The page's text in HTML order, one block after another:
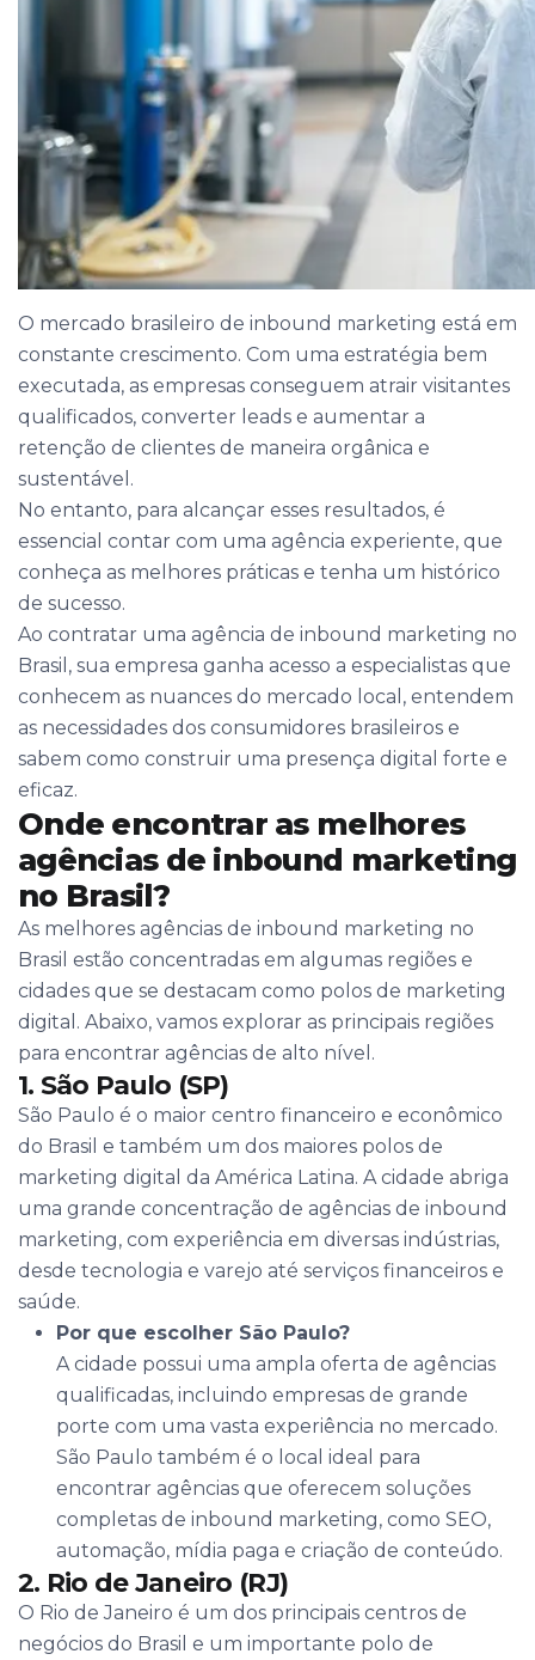
O mercado brasileiro de inbound marketing está em
constante crescimento. Com uma estratégia bem
executada, as empresas conseguem atrair visitantes
qualificados, converter leads e aumentar a
retenção de clientes de maneira orgânica e
sustentável.
No entanto, para alcançar esses resultados, é
essencial contar com uma agência experiente, que
conheça as melhores práticas e tenha um histórico
de sucesso.
Ao contratar uma agência de inbound marketing no
Brasil, sua empresa ganha acesso a especialistas que
conhecem as nuances do mercado local, entendem
as necessidades dos consumidores brasileiros e
sabem como construir uma presença digital forte e
eficaz.
Onde encontrar as melhores
agências de inbound marketing
no Brasil?
As melhores agências de inbound marketing no
Brasil estão concentradas em algumas regiões e
cidades que se destacam como polos de marketing
digital. Abaixo, vamos explorar as principais regiões
para encontrar agências de alto nível.
1. São Paulo (SP)
São Paulo é o maior centro financeiro e econômico
do Brasil e também um dos maiores polos de
marketing digital da América Latina. A cidade abriga
uma grande concentração de agências de inbound
marketing, com experiência em diversas indústrias,
desde tecnologia e varejo até serviços financeiros e
saúde.
Por que escolher São Paulo?
A cidade possui uma ampla oferta de agências
qualificadas, incluindo empresas de grande
porte com uma vasta experiência no mercado.
São Paulo também é o local ideal para
encontrar agências que oferecem soluções
completas de inbound marketing, como SEO,
automação, mídia paga e criação de conteúdo.
2. Rio de Janeiro (RJ)
O Rio de Janeiro é um dos principais centros de
negócios do Brasil e um importante polo de